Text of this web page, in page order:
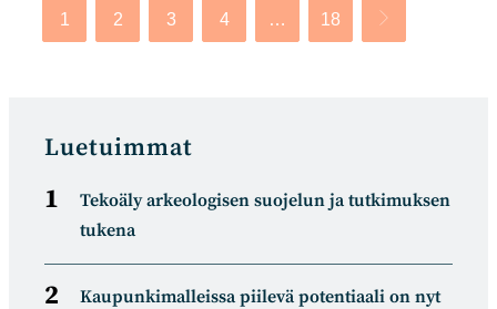
1 2 3 4 … 18 Siirry
Luetuimmat
Tekoäly arkeologisen suojelun ja tutkimuksen
tukena
Kaupunkimalleissa piilevä potentiaali on nyt